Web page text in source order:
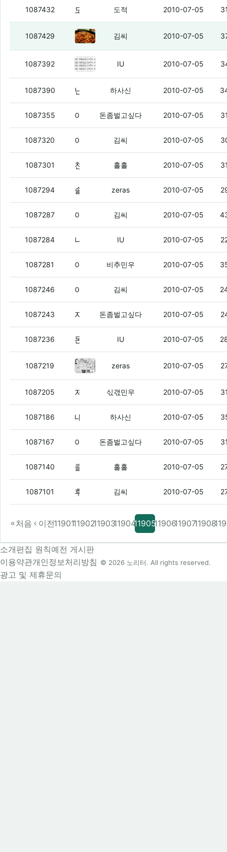
1087432 (10)
도적 2010-07-05
1087429 늬들 이건 봤냐? (5)
김씨 2010-07-05
1087392 니들 이거 봤냐? (6)
IU 2010-07-05
1087390 (2)
하사신 2010-07-05
1087355 (5)
돈좀벌고싶다 2010-07-05
1087320 김씨 2010-07-05
1087301 (2)
홀홀 2010-07-05
1087294 zeras 2010-07-05
1087287 (2)
김씨 2010-07-05
1087284 (3)
IU 2010-07-05
1087281 비추민우 2010-07-05
1087246 (2)
김씨 2010-07-05
1087243 (3)
돈좀벌고싶다 2010-07-05
1087236 IU 2010-07-05
1087219 하사신.jpg
zeras 2010-07-05
1087205 (2)
싟갟민우 2010-07-05
1087186 (5)
하사신 2010-07-05
1087167 (3)
돈좀벌고싶다 2010-07-05
1087140 홀홀 2010-07-05
1087101 김씨 2010-07-05
처음 이전1190111902119031190411905119061190711908
소개편집 원칙예전 게시판
이용약관개인정보처리방침
광고 및 제휴문의
© 2026 노리터. All rights reserved.